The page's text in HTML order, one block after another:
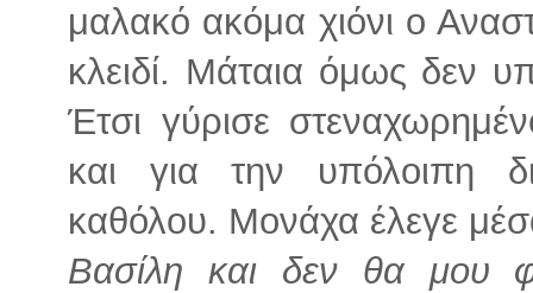
μαλακό ακόμα χιόνι ο
κλειδί. Μάταια όμως δεν
Έτσι γύρισε
και για την υπόλοιπη
καθόλου. Μονάχα έλεγε
Βασίλη και δεν θα μου